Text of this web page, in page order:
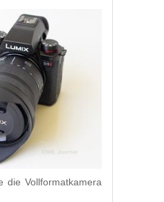
die Vollformatkamera